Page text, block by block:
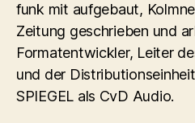
funk mit aufgebaut,
Zeitung geschrieben und
Formatentwickler, Leiter
und der
SPIEGEL als CvD Audio.